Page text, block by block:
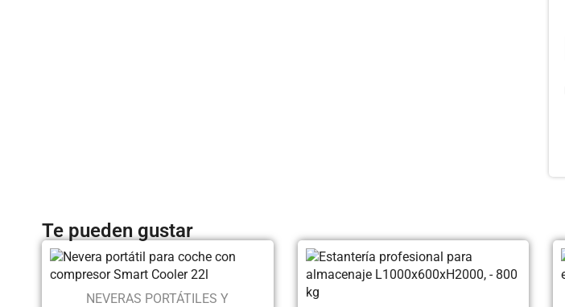
Te pueden gustar
NEVERAS PORTÁTILES Y